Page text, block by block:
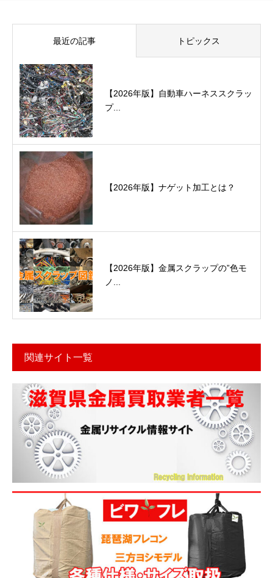
最近の記事 トピックス
【2026年版】自動車ハーネススクラッ
プ...
【2026年版】ナゲット加工とは？
【2026年版】金属スクラップの”色モ
ノ...
関連サイト一覧